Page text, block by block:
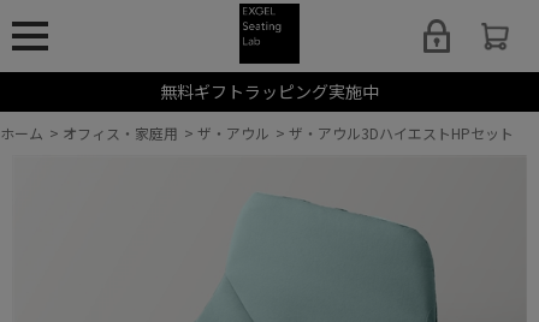
無料ギフトラッピング実施中
ホーム > オフィス・家庭用 > ザ・アウル > ザ・アウル3DハイエストHPセット